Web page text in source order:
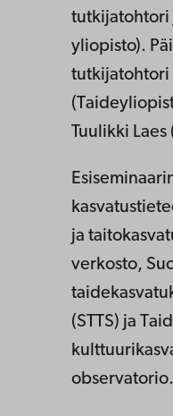
tutkijatohtori
yliopisto).
tutkijatohtori
Tuulikki
ja
verkosto,
(STTS) ja
observatorio.